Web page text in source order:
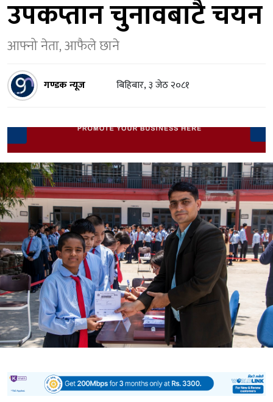
उपकप्तान चुनावबाटै चयन
आफ्नो नेता, आफैले छाने
गण्डक न्यूज बिहिबार, ३ जेठ २०८१